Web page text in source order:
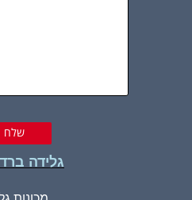
גלידה